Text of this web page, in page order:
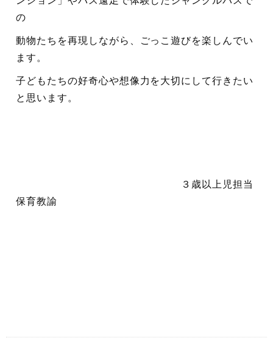
の
動物たちを再現しながら、ごっこ遊びを楽しんでい
ます。
子どもたちの好奇心や想像力を大切にして行きたい
と思います。
３歳以上児担当
保育教諭